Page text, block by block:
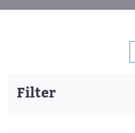
Filter